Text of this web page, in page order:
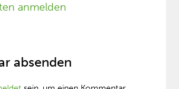
anmelden
absenden